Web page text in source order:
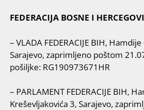
FEDERACIJA BOSNE I
– VLADA FEDERACIJE BIH,
Sarajevo, zaprimljeno poštom
pošiljke: RG190973671HR
– PARLAMENT FEDERACIJE BIH,
Kreševljakovića 3, Sarajevo,